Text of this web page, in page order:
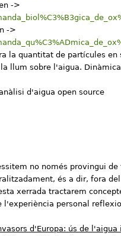
->
->
la quantitat de partícules en
llum sobre l'aigua.
d'aigua open source
no només provingui
és a dir, fora
xerrada tractarem
l'experiència personal
d'Europa: ús de l'aigua